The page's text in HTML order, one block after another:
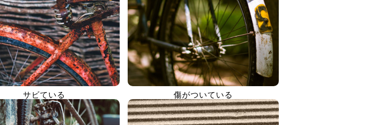
サビている 傷がついている